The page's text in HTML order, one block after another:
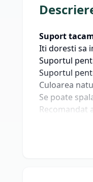
Suport
Iti doresti sa
Suportul
Suportul
Culoarea
Se poate
Recomandat